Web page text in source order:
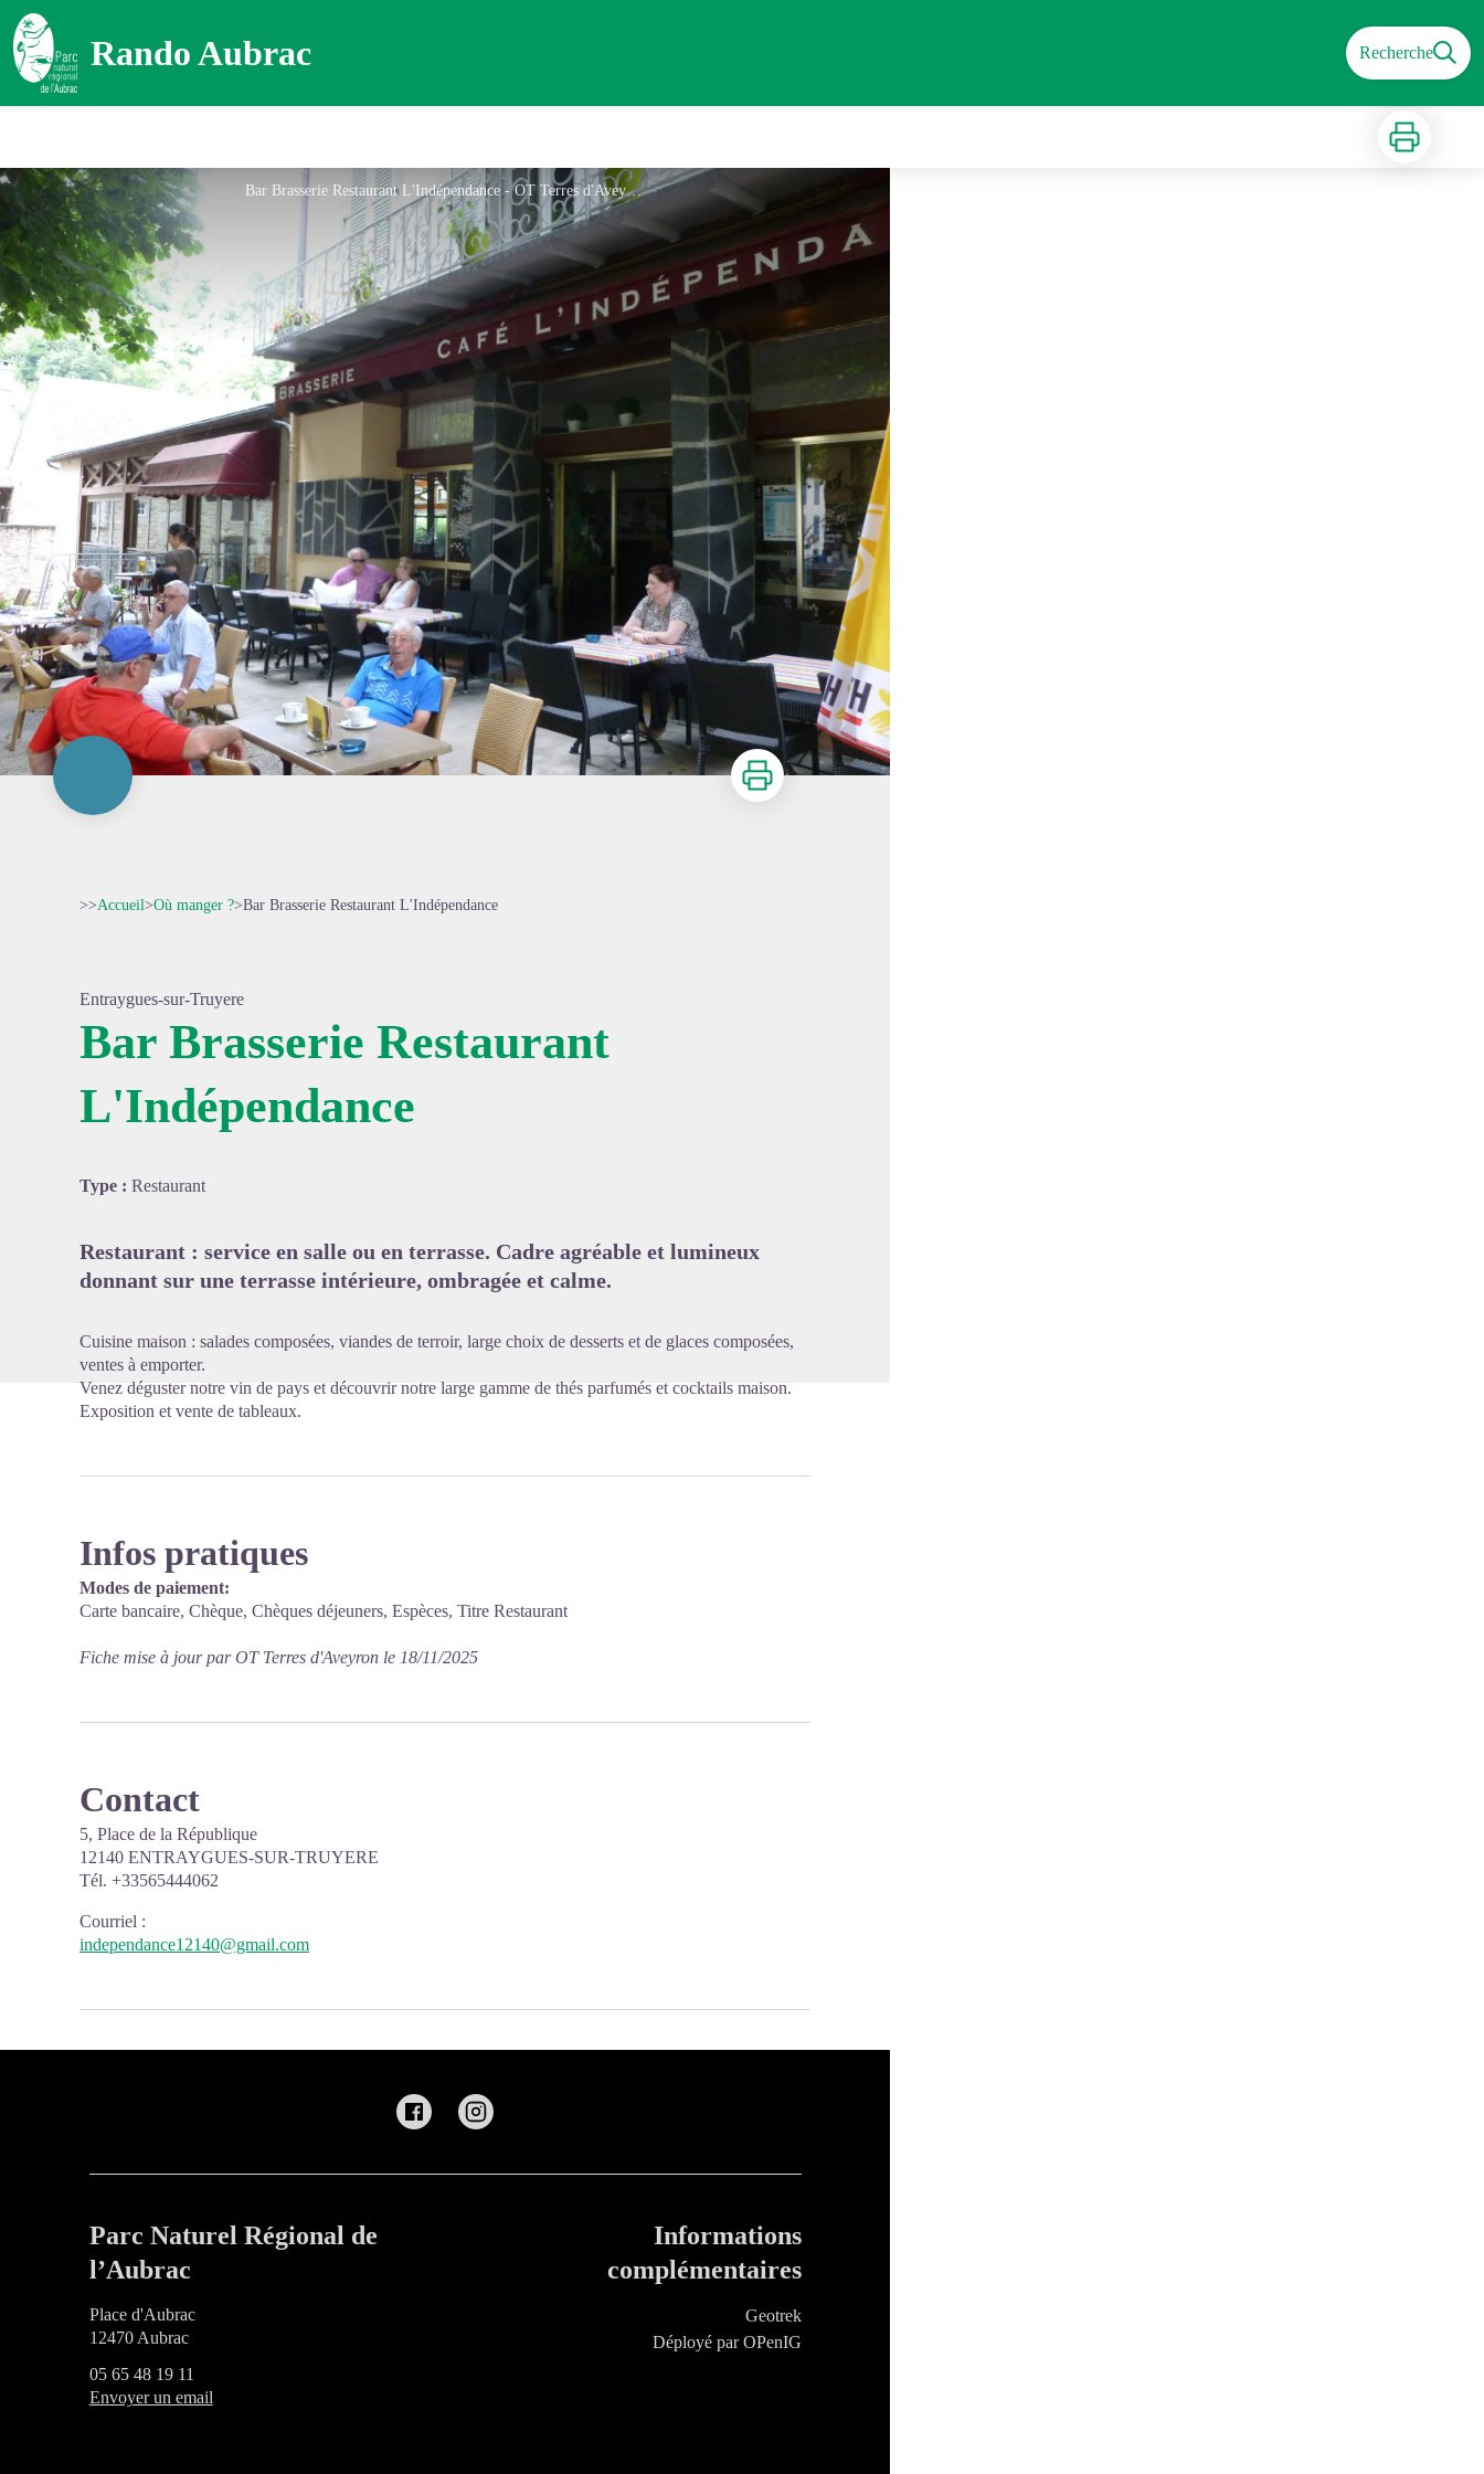
Rando Aubrac Recherche
Imprimer
Bar Brasserie Restaurant L'Indépendance - OT Terres d'Aveyron
Imprimer
>>Accueil>Où manger ?>Bar Brasserie Restaurant L'Indépendance
Entraygues-sur-Truyere
Bar Brasserie Restaurant
L'Indépendance
Type : Restaurant
Restaurant : service en salle ou en terrasse. Cadre agréable et lumineux
donnant sur une terrasse intérieure, ombragée et calme.
Cuisine maison : salades composées, viandes de terroir, large choix de desserts et de glaces composées,
ventes à emporter.
Venez déguster notre vin de pays et découvrir notre large gamme de thés parfumés et cocktails maison.
Exposition et vente de tableaux.
Infos pratiques
Modes de paiement:
Carte bancaire, Chèque, Chèques déjeuners, Espèces, Titre Restaurant
Fiche mise à jour par OT Terres d'Aveyron le 18/11/2025
Contact
5, Place de la République
12140 ENTRAYGUES-SUR-TRUYERE
Tél. +33565444062
Courriel :
independance12140@gmail.com
Parc Naturel Régional de
l’Aubrac
Place d'Aubrac
12470 Aubrac
05 65 48 19 11
Envoyer un email
Informations
complémentaires
Geotrek
Déployé par OPenIG